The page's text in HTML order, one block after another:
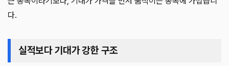
다.
실적보다 기대가 강한 구조